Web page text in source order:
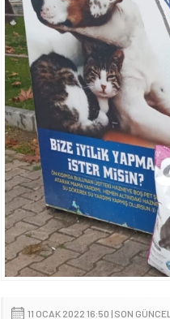
11 OCAK 2022 16:50 | SON